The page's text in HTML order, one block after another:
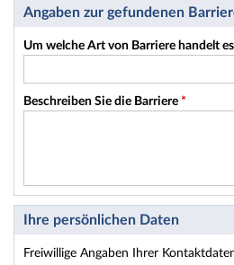
Angaben zur gefundenen
Um welche Art von Barriere handelt
Beschreiben Sie die Barriere *
Ihre persönlichen Daten
Freiwillige Angaben Ihrer